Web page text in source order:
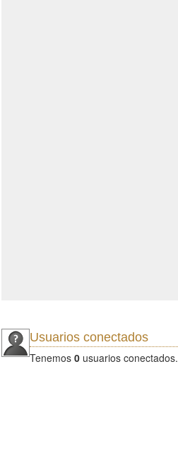
Usuarios conectados
Tenemos 0 usuarios conectados.